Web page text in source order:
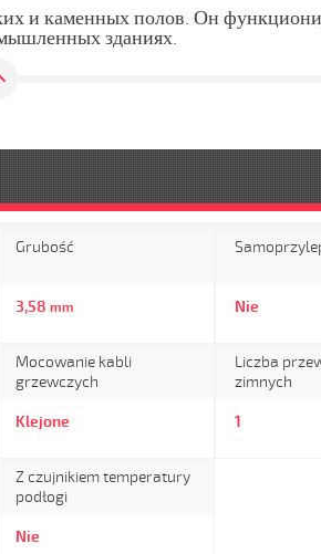
и каменных полов. Он
зданиях.
Grubość
3,58 mm Nie
Mocowanie kabli
grzewczych
Klejone
Liczba
zimnych
1
Z czujnikiem temperatury
podłogi
Nie